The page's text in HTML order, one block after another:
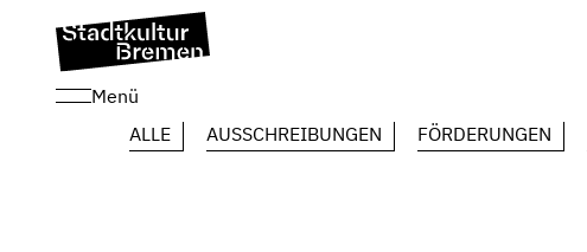
Menü
ALLE AUSSCHREIBUNGEN FÖRDERUNGEN